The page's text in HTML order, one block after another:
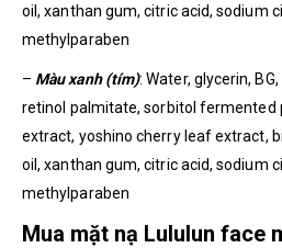
oil, xanthan gum, citric acid, sodium
methylparaben
– Màu xanh (tím): Water, glycerin,
retinol palmitate, sorbitol fermented
extract, yoshino cherry leaf extract,
oil, xanthan gum, citric acid, sodium
methylparaben
Mua mặt nạ Lululun face